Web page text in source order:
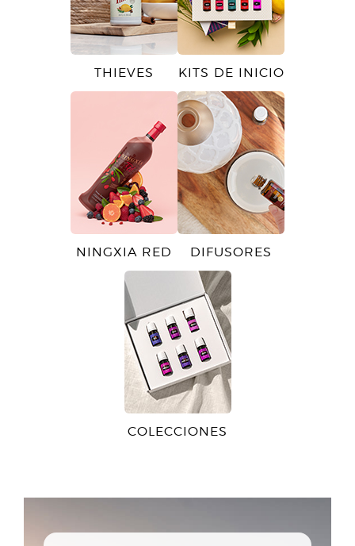
THIEVES KITS DE INICIO
NINGXIA RED DIFUSORES
COLECCIONES